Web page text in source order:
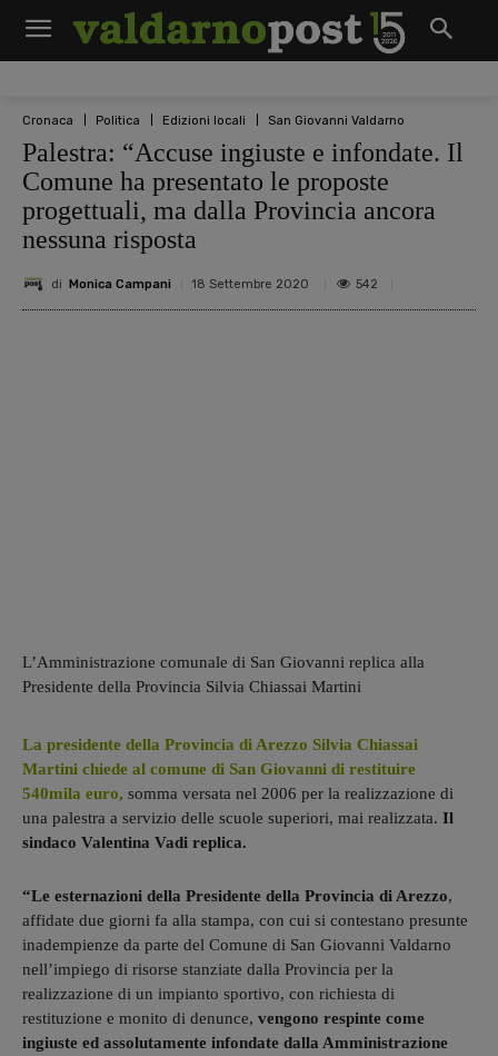
Cronaca Politica Edizioni locali San Giovanni Valdarno
Palestra: “Accuse ingiuste e infondate. Il
Comune ha presentato le proposte
progettuali, ma dalla Provincia ancora
nessuna risposta
di Monica Campani 18 Settembre 2020 542
L’Amministrazione comunale di San Giovanni replica alla
Presidente della Provincia Silvia Chiassai Martini
La presidente della Provincia di Arezzo Silvia Chiassai
Martini chiede al comune di San Giovanni di restituire
540mila euro, somma versata nel 2006 per la realizzazione di
una palestra a servizio delle scuole superiori, mai realizzata. Il
sindaco Valentina Vadi replica.
“Le esternazioni della Presidente della Provincia di Arezzo,
affidate due giorni fa alla stampa, con cui si contestano presunte
inadempienze da parte del Comune di San Giovanni Valdarno
nell’impiego di risorse stanziate dalla Provincia per la
realizzazione di un impianto sportivo, con richiesta di
restituzione e monito di denunce, vengono respinte come
ingiuste ed assolutamente infondate dalla Amministrazione